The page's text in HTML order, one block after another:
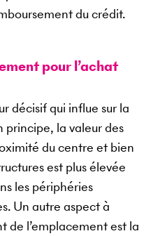
du crédit.
pour l’achat
décisif qui influe sur la
principe, la valeur des
du centre et bien
est plus élevée
les périphéries
Un autre aspect à
de l’emplacement est la